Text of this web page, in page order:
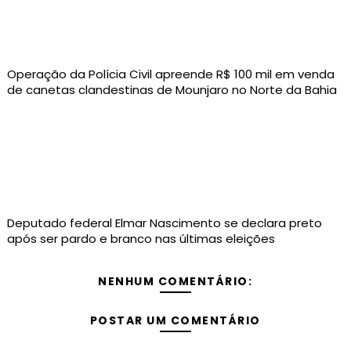
Operação da Polícia Civil apreende R$ 100 mil em venda
de canetas clandestinas de Mounjaro no Norte da Bahia
Deputado federal Elmar Nascimento se declara preto
após ser pardo e branco nas últimas eleições
NENHUM COMENTÁRIO:
POSTAR UM COMENTÁRIO